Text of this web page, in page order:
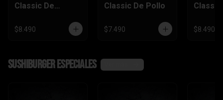
Classic De
$8.490
Classic De Pollo
$7.490
Classic
$8.490
SushiBurger Especiales